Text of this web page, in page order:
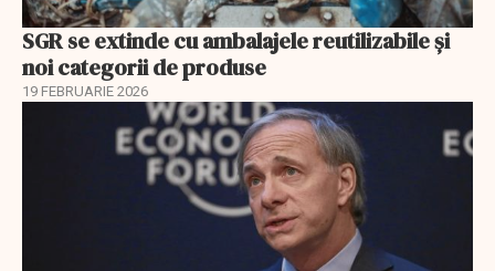
SGR se extinde cu ambalajele reutilizabile și
noi categorii de produse
19 FEBRUARIE 2026